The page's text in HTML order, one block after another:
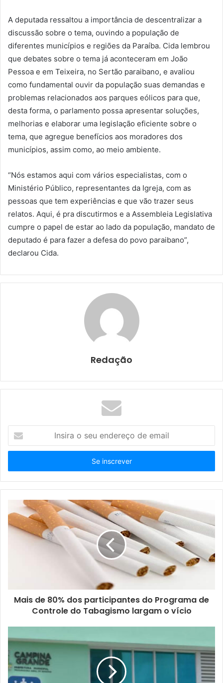
A deputada ressaltou a importância de descentralizar a
discussão sobre o tema, ouvindo a população de
diferentes municípios e regiões da Paraíba. Cida lembrou
que debates sobre o tema já aconteceram em João
Pessoa e em Teixeira, no Sertão paraibano, e avaliou
como fundamental ouvir da população suas demandas e
problemas relacionados aos parques eólicos para que,
desta forma, o parlamento possa apresentar soluções,
melhorias e elaborar uma legislação eficiente sobre o
tema, que agregue benefícios aos moradores dos
municípios, assim como, ao meio ambiente.
“Nós estamos aqui com vários especialistas, com o
Ministério Público, representantes da Igreja, com as
pessoas que tem experiências e que vão trazer seus
relatos. Aqui, é pra discutirmos e a Assembleia Legislativa
cumpre o papel de estar ao lado da população, mandato de
deputado é para fazer a defesa do povo paraibano”,
declarou Cida.
Redação
s
r
a
e
u
e
m
a
i
Mais de 80% dos participantes do Programa de
Controle do Tabagismo largam o vício